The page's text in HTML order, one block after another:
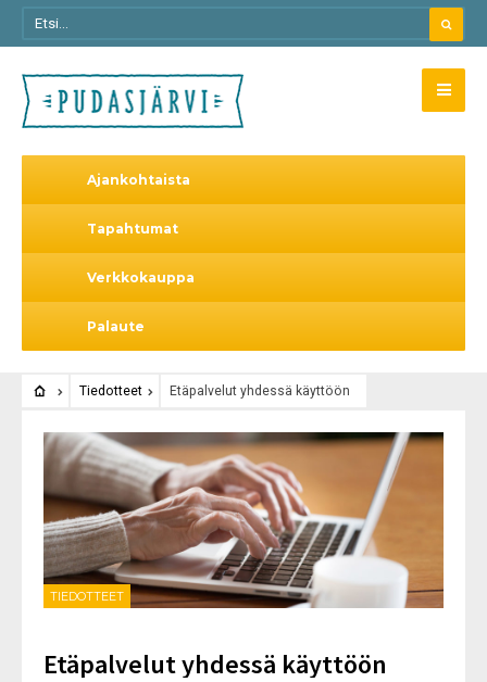
Ajankohtaista
Tapahtumat
Verkkokauppa
Palaute
Tiedotteet Etäpalvelut yhdessä käyttöön
TIEDOTTEET
Etäpalvelut yhdessä käyttöön